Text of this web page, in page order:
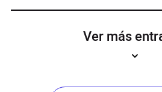
Ver más